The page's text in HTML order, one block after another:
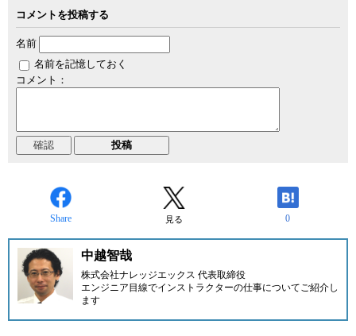
コメントを投稿する
名前
名前を記憶しておく
コメント：
Share 見る 0
中越智哉
株式会社ナレッジエックス 代表取締役
エンジニア目線でインストラクターの仕事についてご紹介し
ます